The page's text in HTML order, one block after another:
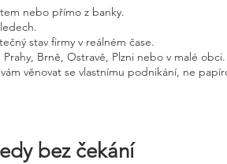
nebo přímo z banky.
stav firmy v reálném čase.
Brně, Ostravě, Plzni nebo v malé obci.
věnovat se vlastnímu podnikání, ne
bez čekání